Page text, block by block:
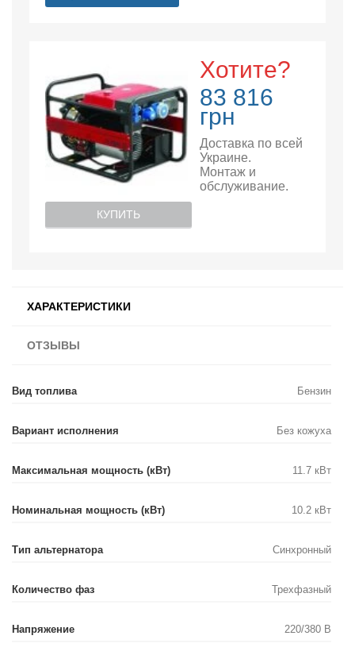
Хотите?
83 816
грн
Доставка по всей
Украине.
Монтаж и
обслуживание.
КУПИТЬ
ХАРАКТЕРИСТИКИ
ОТЗЫВЫ
Вид топлива Бензин
Вариант исполнения Без кожуха
Максимальная мощность (кВт) 11.7 кВт
Номинальная мощность (кВт) 10.2 кВт
Тип альтернатора Синхронный
Количество фаз Трехфазный
Напряжение 220/380 В